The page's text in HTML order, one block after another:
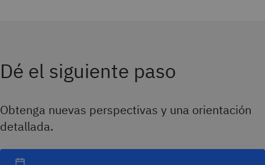
Dé el siguiente paso
Obtenga nuevas perspectivas y una orientación
detallada.